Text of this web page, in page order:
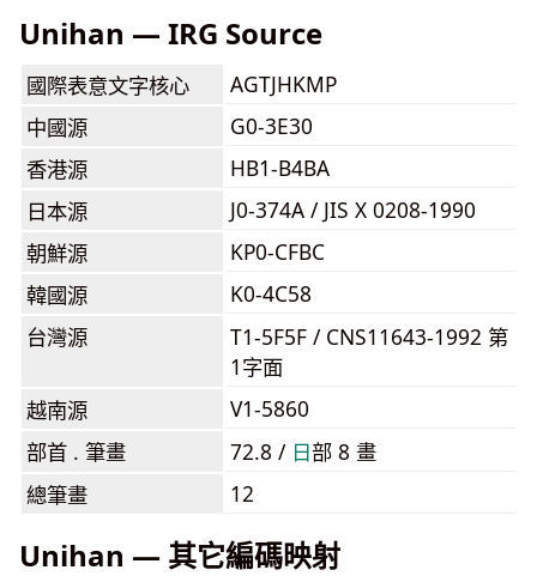
Unihan — IRG Source
國際表意文字核心
AGTJHKMP
中國源
G0-3E30
香港源
HB1-B4BA
日本源
J0-374A / JIS X 0208-1990
朝鮮源
KP0-CFBC
韓國源
K0-4C58
台灣源
T1-5F5F / CNS11643-1992 第
1字面
越南源
V1-5860
部首 . 筆畫
72.8 / ⽇部 8 畫
總筆畫
12
Unihan — 其它編碼映射